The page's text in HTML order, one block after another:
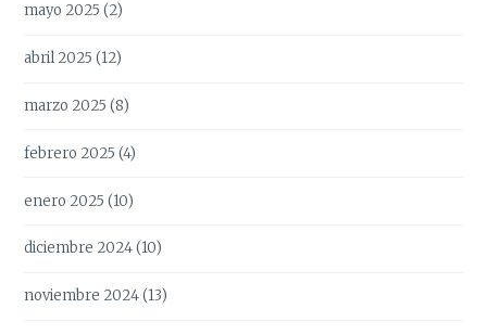
mayo 2025 (2)
abril 2025 (12)
marzo 2025 (8)
febrero 2025 (4)
enero 2025 (10)
diciembre 2024(10)
noviembre 2024(13)